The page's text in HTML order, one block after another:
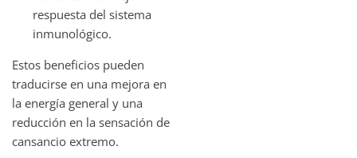
respuesta del sistema
inmunológico.
Estos beneficios pueden
traducirse en una mejora en
la energía general y una
reducción en la sensación de
cansancio extremo.